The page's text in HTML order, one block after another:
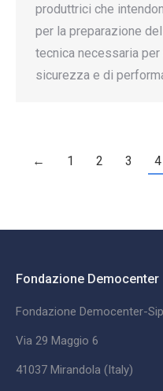
produttrici che
per la preparazione
tecnica necessaria
sicurezza e di
← 1 2 3 4
Fondazione Democenter
Fondazione Democenter-
Via 29 Maggio 6
41037 Mirandola (Italy)